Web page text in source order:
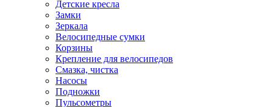
Детские кресла
Замки
Зеркала
Велосипедные сумки
Корзины
Крепление для велосипедов
Смазка, чистка
Насосы
Подножки
Пульсометры